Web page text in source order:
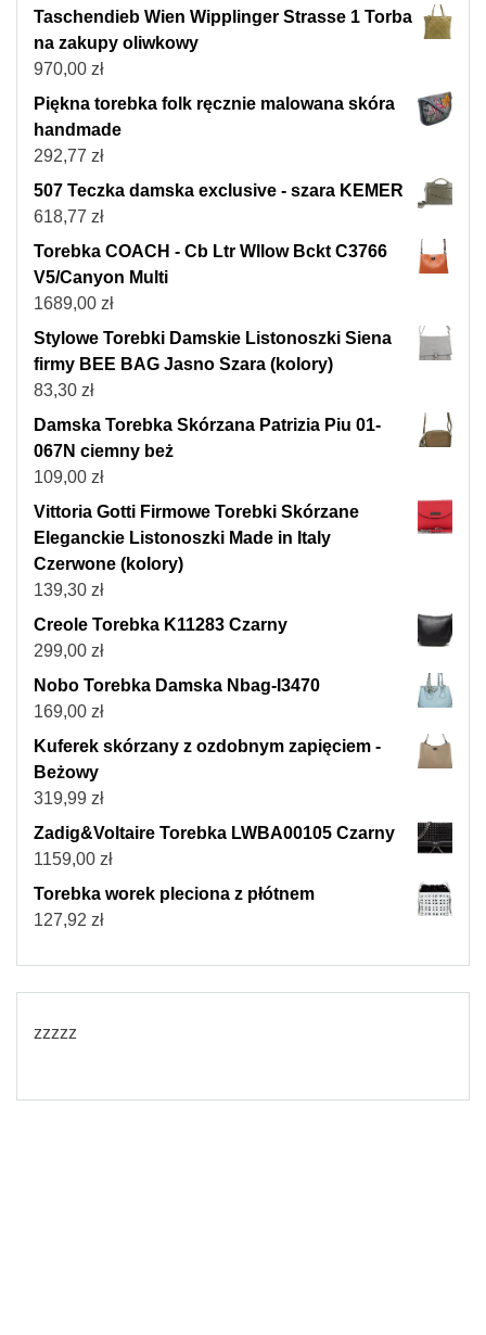
Taschendieb Wien Wipplinger Strasse 1 Torba
na zakupy oliwkowy
970,00 zł
Piękna torebka folk ręcznie malowana skóra
handmade
292,77 zł
507 Teczka damska exclusive - szara KEMER
618,77 zł
Torebka COACH - Cb Ltr Wllow Bckt C3766
V5/Canyon Multi
1689,00 zł
Stylowe Torebki Damskie Listonoszki Siena
firmy BEE BAG Jasno Szara (kolory)
83,30 zł
Damska Torebka Skórzana Patrizia Piu 01-
067N ciemny beż
109,00 zł
Vittoria Gotti Firmowe Torebki Skórzane
Eleganckie Listonoszki Made in Italy
Czerwone (kolory)
139,30 zł
Creole Torebka K11283 Czarny
299,00 zł
Nobo Torebka Damska Nbag-I3470
169,00 zł
Kuferek skórzany z ozdobnym zapięciem -
Beżowy
319,99 zł
Zadig&Voltaire Torebka LWBA00105 Czarny
1159,00 zł
Torebka worek pleciona z płótnem
127,92 zł
zzzzz